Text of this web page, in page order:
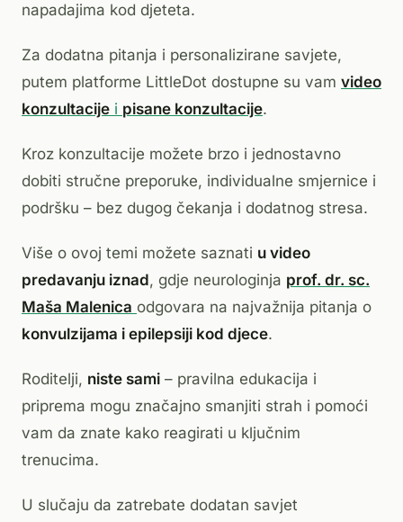
napadajima kod djeteta.
Za dodatna pitanja i personalizirane savjete,
putem platforme LittleDot dostupne su vam video
konzultacije i pisane konzultacije.
Kroz konzultacije možete brzo i jednostavno
dobiti stručne preporuke, individualne smjernice i
podršku – bez dugog čekanja i dodatnog stresa.
Više o ovoj temi možete saznati u video
predavanju iznad, gdje neurologinja prof. dr. sc.
Maša Malenica odgovara na najvažnija pitanja o
konvulzijama i epilepsiji kod djece.
Roditelji, niste sami – pravilna edukacija i
priprema mogu značajno smanjiti strah i pomoći
vam da znate kako reagirati u ključnim
trenucima.
U slučaju da zatrebate dodatan savjet